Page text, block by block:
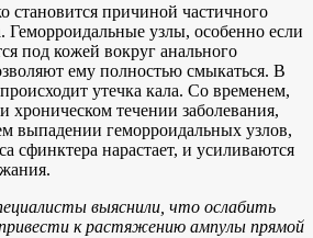
становится причиной частичного
Геморроидальные узлы, особенно если
под кожей вокруг анального
ему полностью смыкаться. В
происходит утечка кала. Со временем,
хроническом течении заболевания,
выпадении геморроидальных узлов,
сфинктера нарастает, и усиливаются
выяснили, что ослабить
к растяжению ампулы прямой